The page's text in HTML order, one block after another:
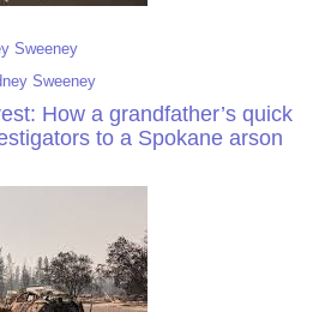
Sweeney
Sweeney
How a grandfather’s quick
to a Spokane arson